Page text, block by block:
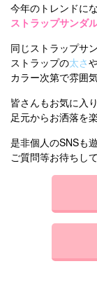
今年のトレンドに
ストラップサンダ
同じストラップサ
ストラップの太さ
カラー次第で雰囲
皆さんもお気に入
足元からお洒落を
是非個人のSNSも
ご質問等お待ちし